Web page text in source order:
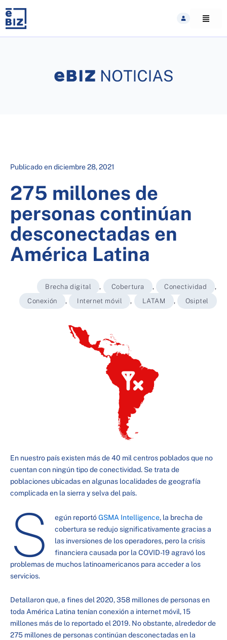
content
Publicado endiciembre 28, 2021
275 millones de
personas continúan
desconectadas en
América Latina
Brecha digital , Cobertura , Conectividad
,
Conexión
, Internet móvil , LATAM , Osiptel
En nuestro país existen más de 40 mil centros poblados que no
cuentan con ningún tipo de conectividad. Se trata de
poblaciones ubicadas en algunas localidades de geografía
complicada en la sierra y selva del país.
S egún reportóGSMA Intelligence, la brecha de
cobertura se redujo significativamente gracias a
las inversiones de los operadores, pero la crisis
financiera causada por la COVID-19 agravó los
problemas de muchos latinoamericanos para acceder a los
servicios.
Detallaron que, a fines del 2020, 358 millones de personas en
toda América Latina tenían conexión a internet móvil, 15
millones más de lo reportado el 2019. No obstante, alrededor de
275 millones de personas continúan desconectadas en la